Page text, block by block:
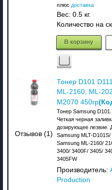
плюс доставка
Вес: 0.5 кг.
Количество на
В корзину
Отзывов (1)
Тонер D101
ML-2160, ML-
M2070 450гр
Тонер Samsung D101.
Четкая черная
дозирующее лезвие.
Samsung MLT-
Samsung ML-2160/
3400/ 3400F/ 3405/
3405FW
Производитель:
Production